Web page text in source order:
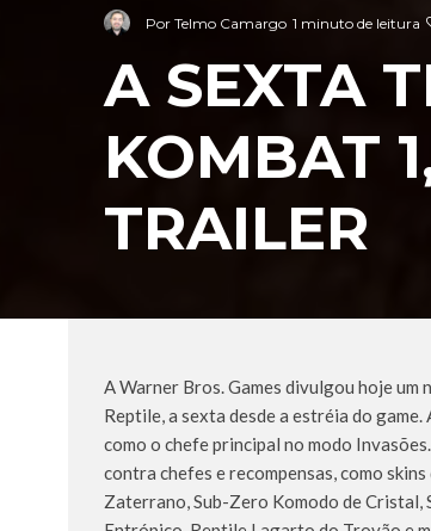
Por Telmo Camargo 1 minuto de leitura
A SEXTA
KOMBAT
TRAILER
A Warner Bros. Games divulgou hoje
Reptile, a sexta desde a estréia do
como o chefe principal no modo
contra chefes e recompensas, como
Zaterrano, Sub-Zero Komodo de Cristal,